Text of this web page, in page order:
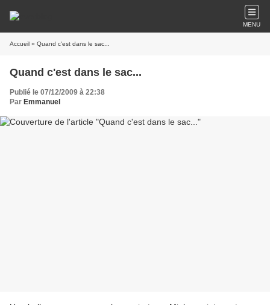
MENU
Accueil » Quand c'est dans le sac...
Quand c'est dans le sac...
Publié le 07/12/2009 à 22:38
Par Emmanuel